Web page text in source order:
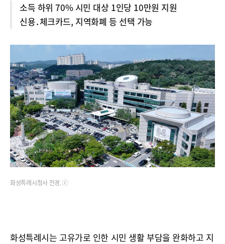
소득 하위 70% 시민 대상 1인당 10만원 지원
신용․체크카드, 지역화폐 등 선택 가능
화성특례시청사 전경. ⓒ
화성특례시는 고유가로 인한 시민 생활 부담을 완화하고 지